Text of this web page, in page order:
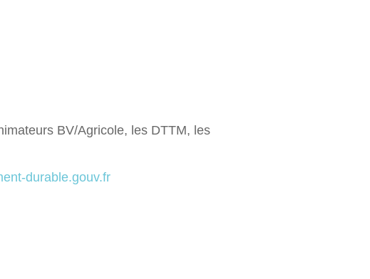
BV/Agricole, les DTTM, les
durable.gouv.fr